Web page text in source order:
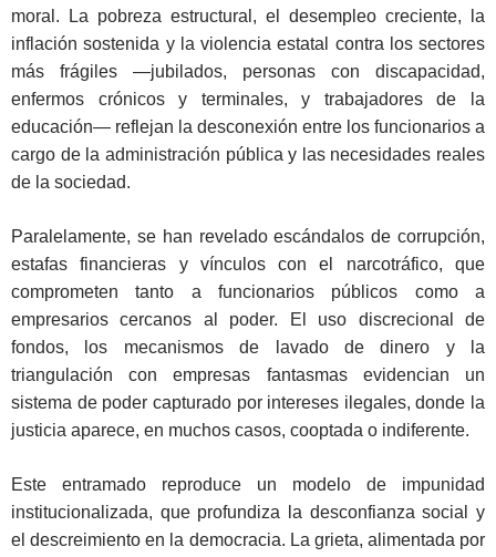
moral. La pobreza estructural, el desempleo creciente, la
inflación sostenida y la violencia estatal contra los sectores
más frágiles —jubilados, personas con discapacidad,
enfermos crónicos y terminales, y trabajadores de la
educación— reflejan la desconexión entre los funcionarios a
cargo de la administración pública y las necesidades reales
de la sociedad.
Paralelamente, se han revelado escándalos de corrupción,
estafas financieras y vínculos con el narcotráfico, que
comprometen tanto a funcionarios públicos como a
empresarios cercanos al poder. El uso discrecional de
fondos, los mecanismos de lavado de dinero y la
triangulación con empresas fantasmas evidencian un
sistema de poder capturado por intereses ilegales, donde la
justicia aparece, en muchos casos, cooptada o indiferente.
Este entramado reproduce un modelo de impunidad
institucionalizada, que profundiza la desconfianza social y
el descreimiento en la democracia. La grieta, alimentada por